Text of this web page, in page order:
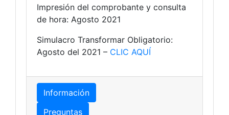
Impresión del comprobante y consulta
de hora: Agosto 2021
Simulacro Transformar Obligatorio:
Agosto del 2021 – CLIC AQUÍ
Información
Preguntas